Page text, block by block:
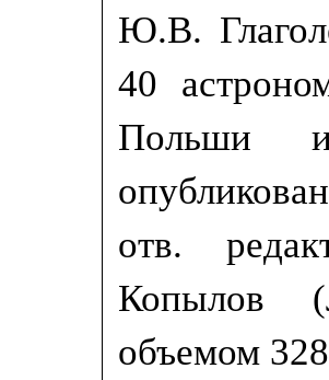
Ю.В.
40
Польши
отв.
Копылов
объемом